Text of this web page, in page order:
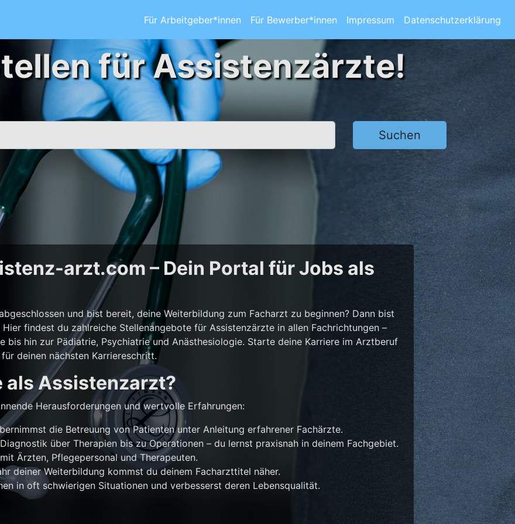
Für Arbeitgeber*innen Für Bewerber*innen Impressum Datenschutzerklärung
für Assistenzärzte!
Suchen
arzt.com – Dein Portal für Jobs als
und bist bereit, deine Weiterbildung zum Facharzt zu beginnen? Dann bist
findest du zahlreiche Stellenangebote für Assistenzärzte in allen Fachrichtungen –
bis hin zur Pädiatrie, Psychiatrie und Anästhesiologie. Starte deine Karriere im Arztberuf
deinen nächsten Karriereschritt.
als Assistenzarzt?
Herausforderungen und wertvolle Erfahrungen:
die Betreuung von Patienten unter Anleitung erfahrener Fachärzte.
über Therapien bis zu Operationen – du lernst praxisnah in deinem Fachgebiet.
Ärzten, Pflegepersonal und Therapeuten.
deiner Weiterbildung kommst du deinem Facharzttitel näher.
in oft schwierigen Situationen und verbesserst deren Lebensqualität.